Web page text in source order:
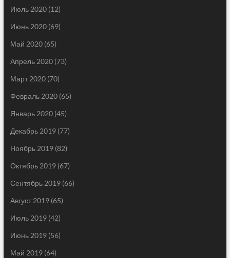
Июль 2020(12)
Июнь 2020(69)
Май 2020(65)
Апрель 2020(73)
Март 2020(70)
Февраль 2020(65)
Январь 2020(45)
Декабрь 2019(77)
Ноябрь 2019(82)
Октябрь 2019(67)
Сентябрь 2019(66)
Август 2019(65)
Июль 2019(42)
Июнь 2019(56)
Май 2019(64)